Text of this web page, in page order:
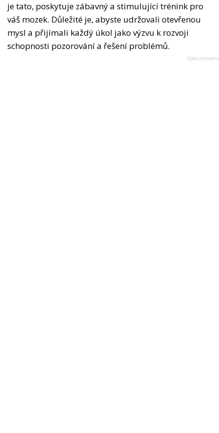
je tato, poskytuje zábavný a stimulující trénink pro
váš mozek. Důležité je, abyste udržovali otevřenou
mysl a přijímali každý úkol jako výzvu k rozvoji
schopnosti pozorování a řešení problémů.